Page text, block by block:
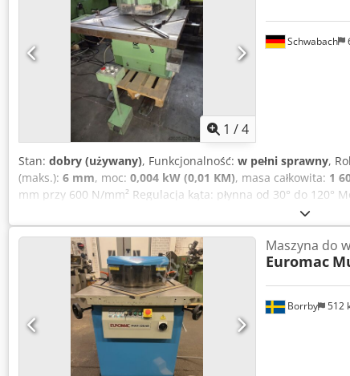
1 /4
Schwabach
Stan: dobry (używany), Funkcjonalność: w pełni sprawny,
(maks.): 6 mm, moc: 0,004 kW (0,01 KM), masa całkowita: 1
mm przy 600 N/mm² Regulacja kąta: płynna od 30° do 120°
Borrby 512
Maszyna do
Euromac